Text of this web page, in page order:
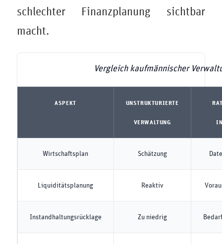
schlechter Finanzplanung sichtbar
macht.
Vergleich kaufmännischer
ASPEKT UNSTRUKTURIERTE
VERWALTUNG
Wirtschaftsplan Schätzung
Liquiditätsplanung Reaktiv
Instandhaltungsrücklage Zu niedrig